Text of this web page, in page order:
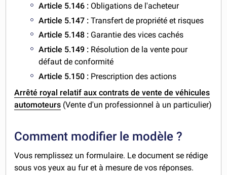
Article 5.146 : Obligations de l'acheteur
Article 5.147 :Transfert de propriété et risques
Article 5.148 : Garantie des vices cachés
Article 5.149 : Résolution de la vente pour
défaut de conformité
Article 5.150 : Prescription des actions
Arrêté royal relatif aux contrats de vente de véhicules
automoteurs (Vente d'un professionnel à un particulier)
Comment modifier le modèle ?
Vous remplissez un formulaire. Le document se rédige
sous vos yeux au fur et à mesure de vos réponses.